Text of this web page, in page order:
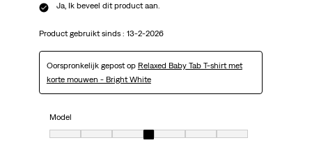
Ja, Ik beveel dit product aan.
Product gebruikt sinds : 13-2-2026
Oorspronkelijk gepost op Relaxed Baby Tab T-shirt met
korte mouwen - Bright White
Model
Model, 4 van 7, waarbij 1 gelijk is aan Klein uit en 7 gelijk is aan Groot uit